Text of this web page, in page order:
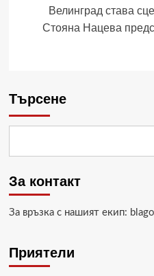
Велинград става
Стояна Нацева
Търсене
За контакт
За връзка с нашият екип:
Приятели